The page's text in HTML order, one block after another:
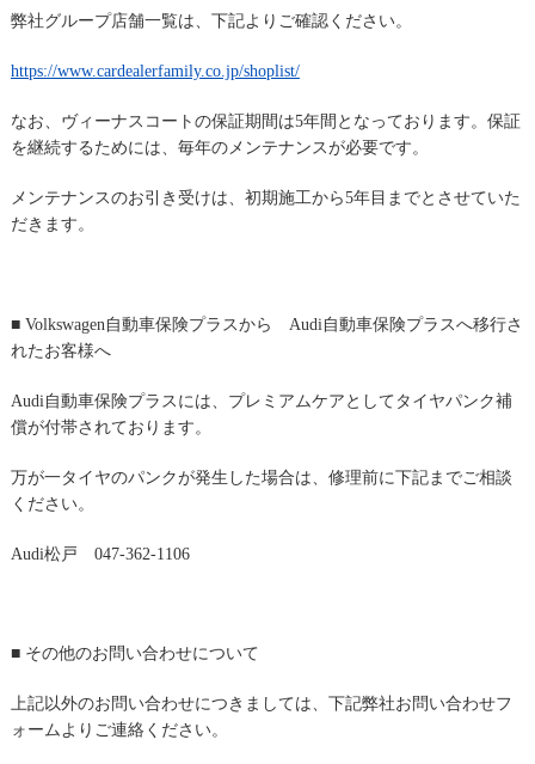
弊社グループ店舗一覧は、下記よりご確認ください。
https://www.cardealerfamily.co.jp/shoplist/
なお、ヴィーナスコートの保証期間は5年間となっております。 保証
を継続するためには、毎年のメンテナンスが必要です。
メンテナンスのお引き受けは、初期施工から5年目までとさせていた
だきます。
■ Volkswagen自動車保険プラスから Audi自動車保険プラスへ移行さ
れたお客様へ
Audi自動車保険プラスには、 プレミアムケアとしてタイヤパンク補
償が付帯されております。
万が一タイヤのパンクが発生した場合は、 修理前に下記までご相談
ください。
Audi松戸 047-362-1106
■ その他のお問い合わせについて
上記以外のお問い合わせにつきましては、 下記弊社お問い合わせフ
ォームよりご連絡ください。